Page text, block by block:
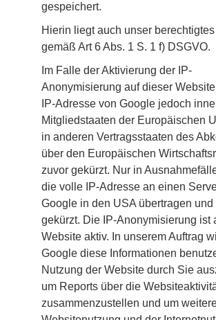
gespeichert.
Hierin liegt auch unser
gemäß Art 6 Abs. 1 S. 1 f) DSGVO.
Im Falle der Aktivierung der IP-
Anonymisierung auf dieser
IP-Adresse von Google jedoch
Mitgliedstaaten der Europäischen
in anderen Vertragsstaaten des
über den Europäischen
zuvor gekürzt. Nur in
die volle IP-Adresse an einen
Google in den USA übertragen und
gekürzt. Die IP-Anonymisierung ist
Website aktiv. In unserem Auftrag
Google diese Informationen
Nutzung der Website durch Sie
um Reports über die
zusammenzustellen und um